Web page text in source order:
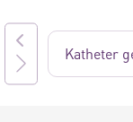
Katheter